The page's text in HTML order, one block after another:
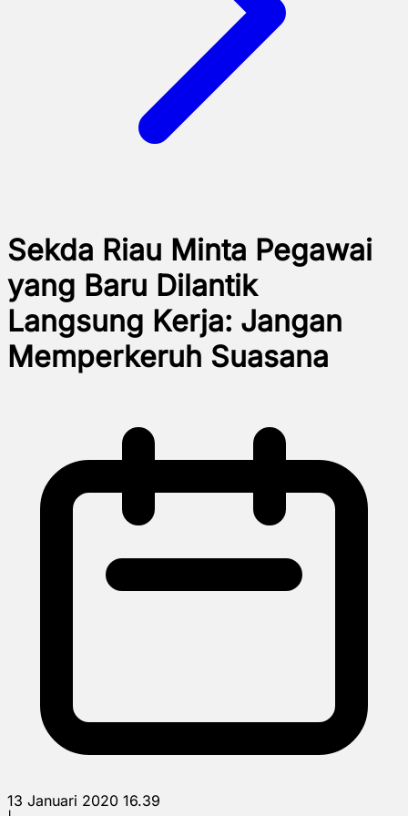
Sekda Riau Minta Pegawai
yang Baru Dilantik
Langsung Kerja: Jangan
Memperkeruh Suasana
13 Januari 2020 16.39